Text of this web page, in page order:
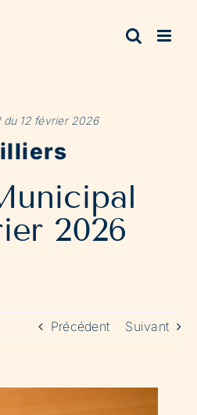
du 12 février 2026
2026
Précédent Suivant